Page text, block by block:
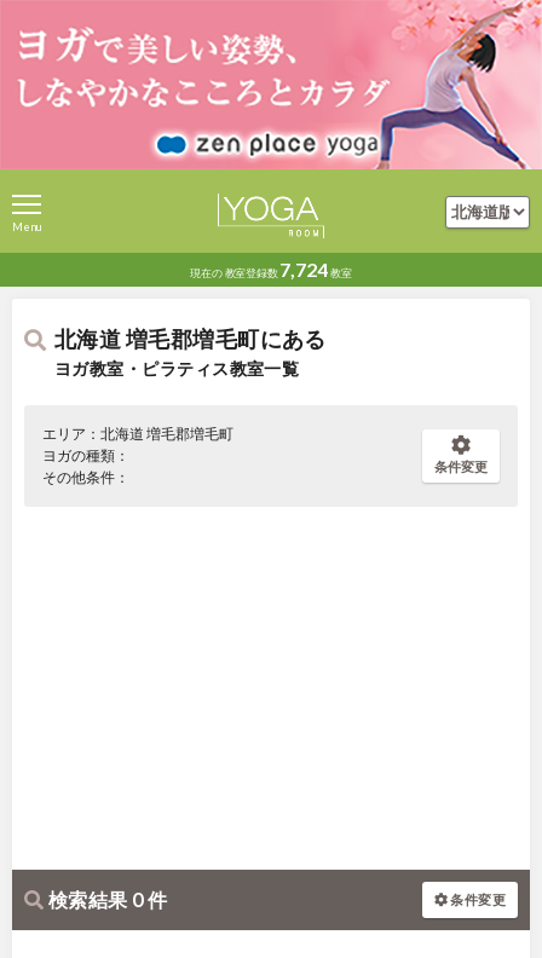
現在の教室登録数 7,724教室
Menu
北海道 増毛郡増毛町にある
ヨガ教室・ピラティス教室一覧
エリア：北海道 増毛郡増毛町
ヨガの種類：
その他条件：
条件変更
検索結果 0 件 条件変更